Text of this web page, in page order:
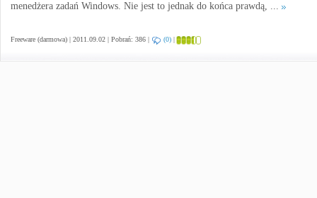
menedżera zadań Windows. Nie jest to jednak do końca prawdą, ...
Freeware (darmowa) | 2011.09.02 | Pobrań: 386 | (0) |